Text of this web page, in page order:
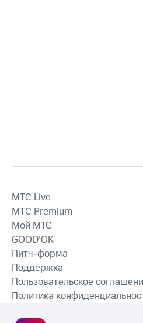
MTС Live
MTС Premium
Мой МТС
GOOD’OK
Питч-форма
Поддержка
Пользовательское
Политика